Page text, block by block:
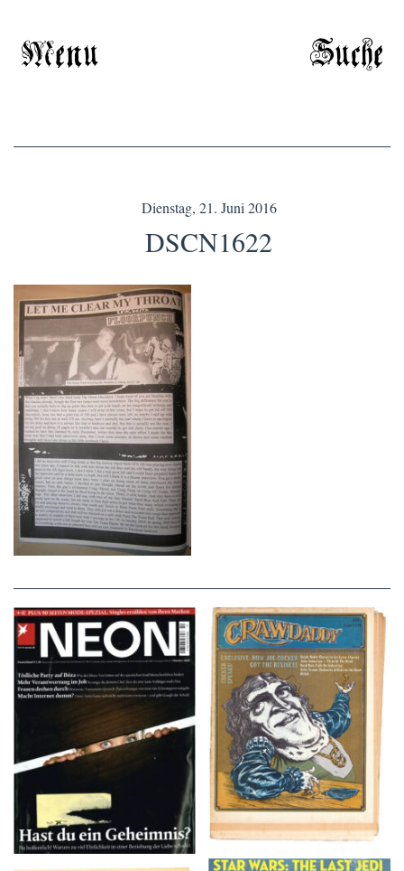
Menu Suche
Dienstag, 21. Juni 2016
DSCN1622
NEON – OKTOBER
2008
Crawdaddy – June/11/72